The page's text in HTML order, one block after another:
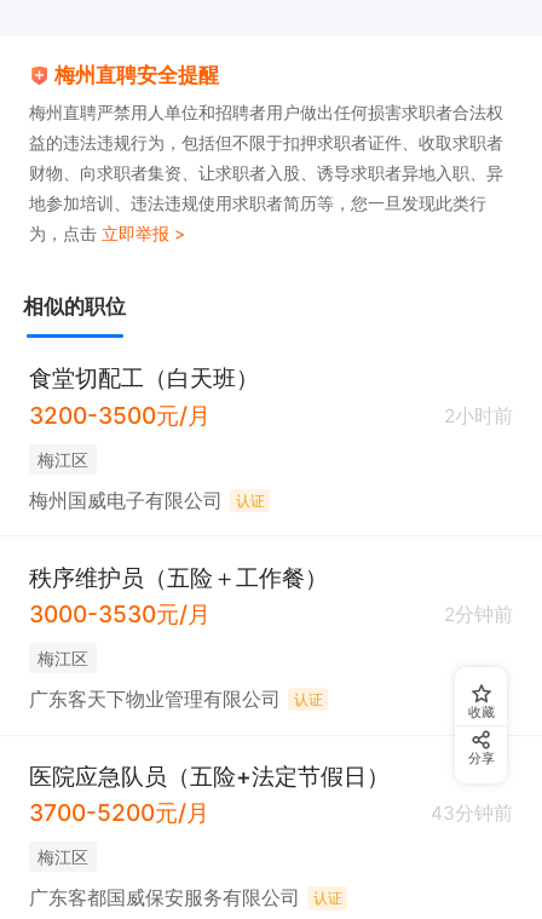
梅州直聘安全提醒
梅州直聘严禁用人单位和招聘者用户做出任何损害求职者合法权
益的违法违规行为，包括但不限于扣押求职者证件、收取求职者
财物、向求职者集资、让求职者入股、诱导求职者异地入职、异
地参加培训、违法违规使用求职者简历等，您一旦发现此类行
为，点击 立即举报 >
相似的职位
食堂切配工（白天班）
3200-3500元/月
2小时前
梅江区
梅州国威电子有限公司 认证
秩序维护员（五险＋工作餐）
3000-3530元/月
2分钟前
梅江区
广东客天下物业管理有限公司 认证
医院应急队员（五险+法定节假日）
3700-5200元/月
43分钟前
梅江区
广东客都国威保安服务有限公司 认证
收藏
分享